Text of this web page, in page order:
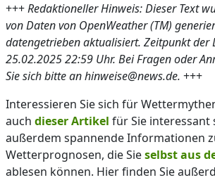
+++Redaktioneller Hinweis: Dieser Text
von Daten von OpenWeather (TM)
datengetrieben aktualisiert. Zeitpunkt
25.02.2025 22:59 Uhr. Bei Fragen oder
Sie sich bitte an hinweise@news.de. +++
Interessieren Sie sich für
auch dieser Artikel für Sie interessant
außerdem spannende Informationen
Wetterprognosen, die Sieselbst aus
ablesen können. Hier finden Sie